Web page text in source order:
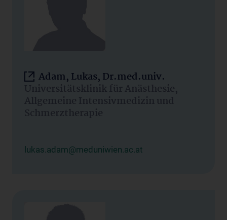
Adam, Lukas, Dr.med.univ.
Universitätsklinik für Anästhesie,
Allgemeine Intensivmedizin und
Schmerztherapie
lukas.adam@meduniwien.ac.at